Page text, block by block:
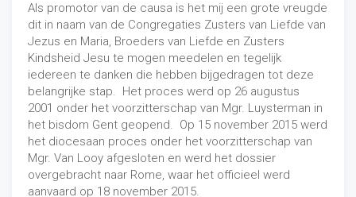
Als promotor van de causa is het mij een grote vreugde
dit in naam van de Congregaties Zusters van Liefde van
Jezus en Maria, Broeders van Liefde en Zusters
Kindsheid Jesu te mogen meedelen en tegelijk
iedereen te danken die hebben bijgedragen tot deze
belangrijke stap. Het proces werd op 26 augustus
2001 onder het voorzitterschap van Mgr. Luysterman in
het bisdom Gent geopend. Op 15 november 2015 werd
het diocesaan proces onder het voorzitterschap van
Mgr. Van Looy afgesloten en werd het dossier
overgebracht naar Rome, waar het officieel werd
aanvaard op 18 november 2015.